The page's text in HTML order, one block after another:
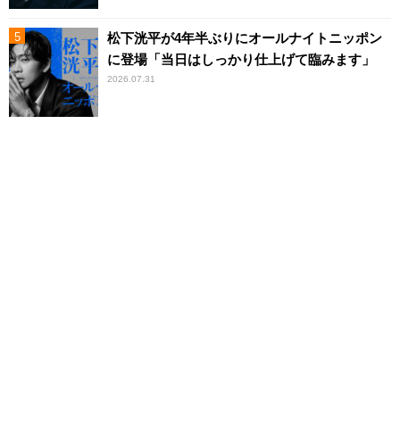
松下洸平が4年半ぶりにオールナイトニッポン
に登場「当日はしっかり仕上げて臨みます」
2026.07.31